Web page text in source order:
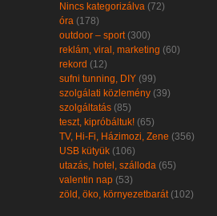
Nincs kategorizálva (72)
óra (178)
outdoor – sport(300)
reklám, viral, marketing (60)
rekord (12)
sufni tunning, DIY (99)
szolgálati közlemény (39)
szolgáltatás (85)
teszt, kipróbáltuk! (65)
TV, Hi-Fi, Házimozi, Zene (356)
USB kütyük (106)
utazás, hotel, szálloda (65)
valentin nap (53)
zöld, öko, környezetbarát(102)